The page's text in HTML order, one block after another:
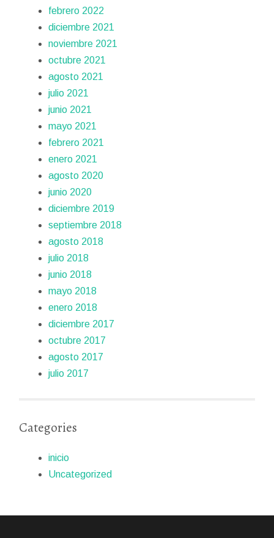
febrero 2022
diciembre 2021
noviembre 2021
octubre 2021
agosto 2021
julio 2021
junio 2021
mayo 2021
febrero 2021
enero 2021
agosto 2020
junio 2020
diciembre 2019
septiembre 2018
agosto 2018
julio 2018
junio 2018
mayo 2018
enero 2018
diciembre 2017
octubre 2017
agosto 2017
julio 2017
Categories
inicio
Uncategorized